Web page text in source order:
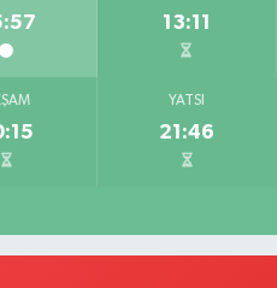
13:11
YATSI
21:46